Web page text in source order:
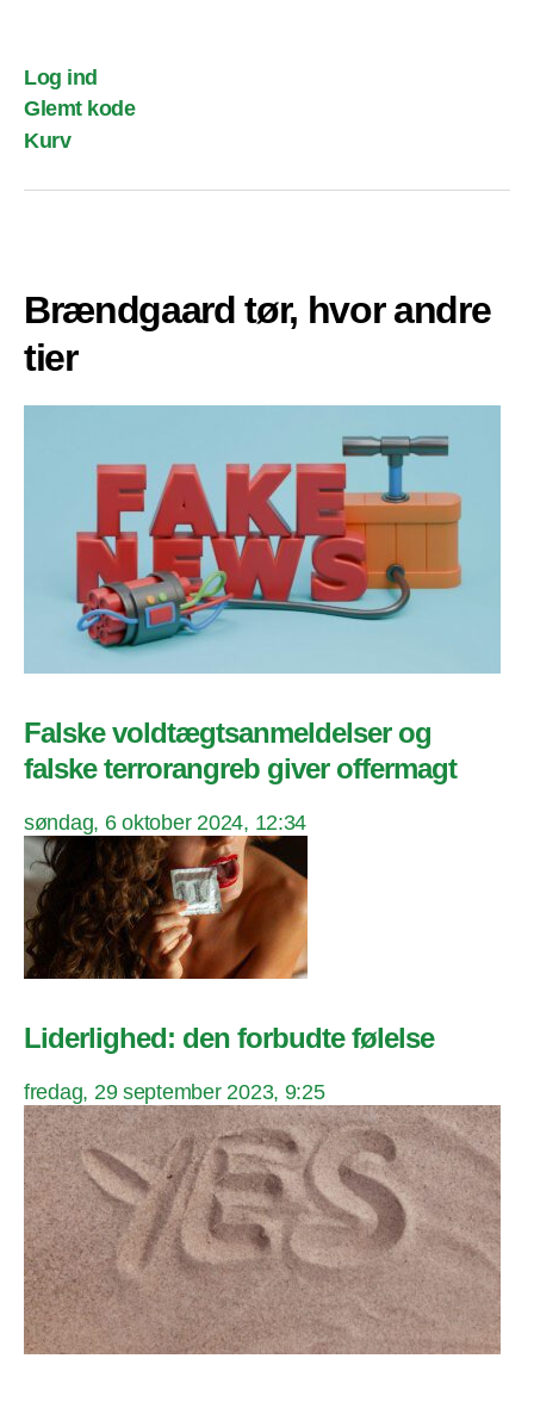
Log ind
Glemt kode
Kurv
Brændgaard tør, hvor andre
tier
Falske voldtægtsanmeldelser og
falske terrorangreb giver offermagt
søndag, 6 oktober 2024, 12:34
Liderlighed: den forbudte følelse
fredag, 29 september 2023, 9:25